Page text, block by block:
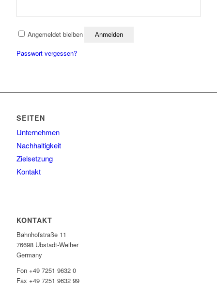
Angemeldet bleiben Anmelden
Passwort vergessen?
SEITEN
Unternehmen
Nachhaltigkeit
Zielsetzung
Kontakt
KONTAKT
Bahnhofstraße 11
76698 Ubstadt-Weiher
Germany
Fon +49 7251 9632 0
Fax +49 7251 9632 99